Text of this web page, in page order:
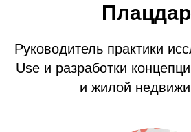
Руководитель практики
Use и разработки
и жилой